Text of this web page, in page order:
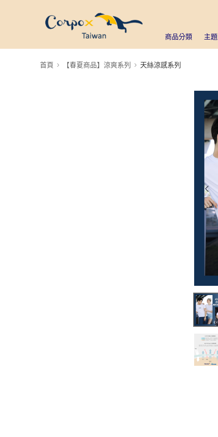
商品分類 主
首頁 【春夏商品】涼爽系列 天絲涼感系列